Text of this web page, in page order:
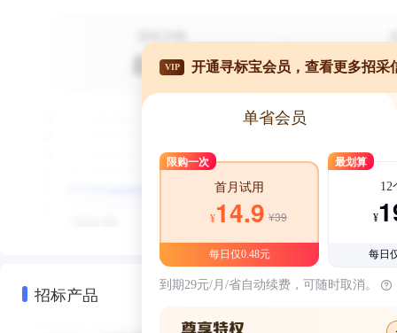
招标产品
VIP 开通寻标宝会员，查看更多招采
单省会员
限购一次
首月试用
¥14.9 ¥39
每日仅0.48元
最划算
12
¥
每日
到期29元/月/省自动续费，可随时取消。